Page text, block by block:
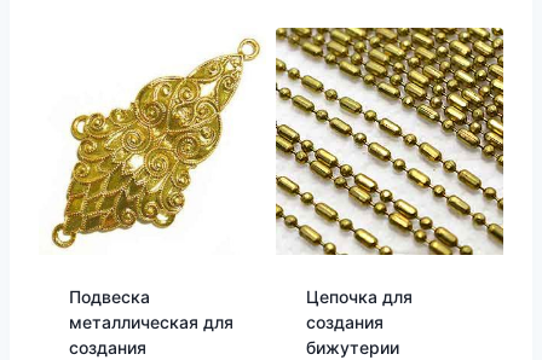
Подвеска
металлическая для
создания
Цепочка для
создания
бижутерии